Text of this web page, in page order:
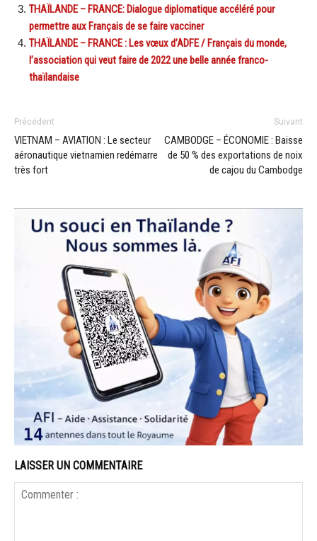
THAÏLANDE – FRANCE: Dialogue diplomatique accéléré pour
permettre aux Français de se faire vacciner
THAÏLANDE – FRANCE : Les vœux d’ADFE / Français du monde,
l’association qui veut faire de 2022 une belle année franco-
thaïlandaise
Précédent
VIETNAM – AVIATION : Le secteur
aéronautique vietnamien redémarre
très fort
Suivant
CAMBODGE – ÉCONOMIE : Baisse
de 50 % des exportations de noix
de cajou du Cambodge
LAISSER UN COMMENTAIRE